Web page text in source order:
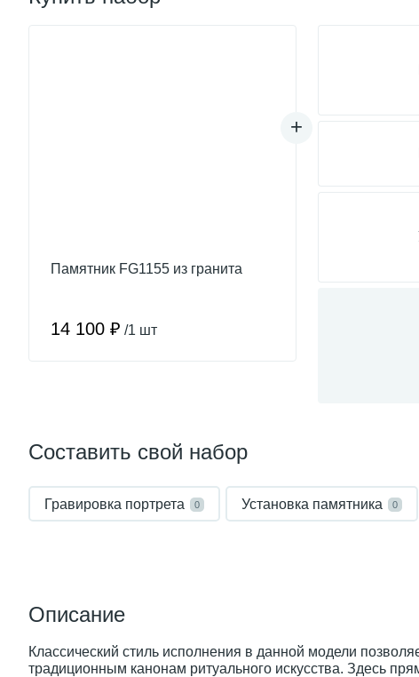
Памятник FG1155 из гранита
14 100 ₽ /1 шт
Составить свой набор
Гравировка портрета 0 Установка памятника 0
Описание
Классический стиль исполнения в данной модели
традиционным канонам ритуального искусства. Здесь